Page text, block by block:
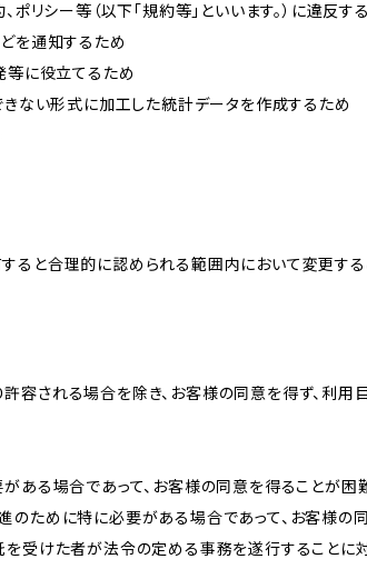
ポリシー等（以下「規約等」といいます。）に違反
を通知するため
等に役立てるため
きない形式に加工した統計データを作成するため
ると合理的に認められる範囲内において変更す
容される場合を除き、お客様の同意を得ず、利
ある場合であって、お客様の同意を得ることが困
のために特に必要がある場合であって、お客様の
を受けた者が法令の定める事務を遂行すること